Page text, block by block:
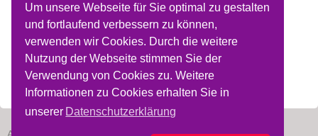
Um unsere Webseite für Sie optimal zu gestalten
und fortlaufend verbessern zu können,
verwenden wir Cookies. Durch die weitere
Nutzung der Webseite stimmen Sie der
Verwendung von Cookies zu. Weitere
Informationen zu Cookies erhalten Sie in
unserer Datenschutzerklärung
Bundesärztekammer für gesundheitsorientierte